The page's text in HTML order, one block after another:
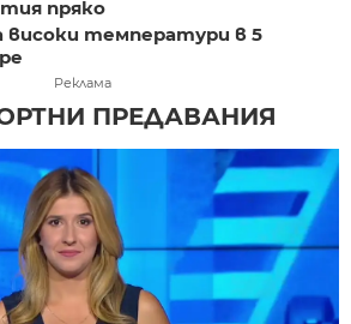
пряко
високи температури в 5
Реклама
ПРЕДАВАНИЯ